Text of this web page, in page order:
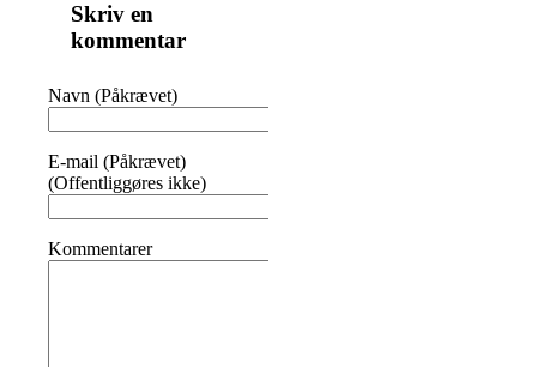
Skriv en
kommentar
Navn (Påkrævet)
E-mail (Påkrævet)
(Offentliggøres ikke)
Kommentarer